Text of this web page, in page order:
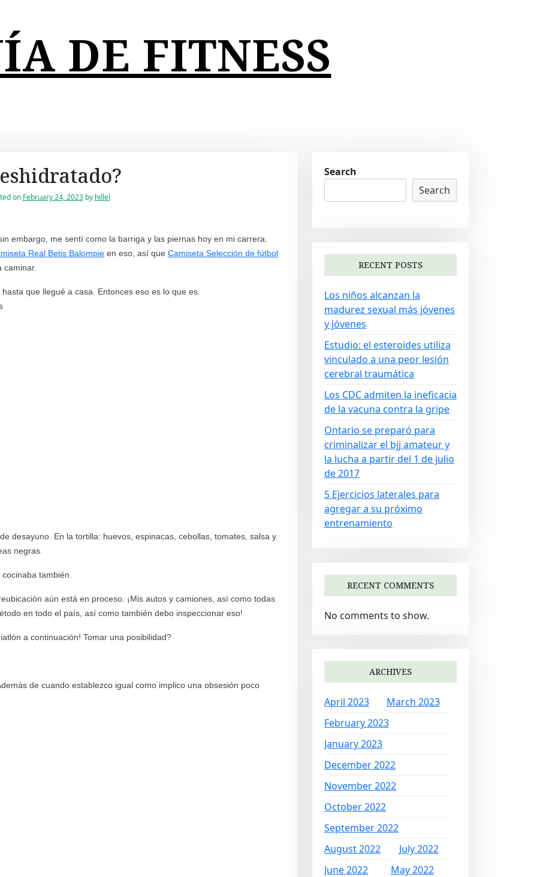
DE FITNESS
on February 24, 2023by hillel
embargo, me sentí como la barriga y las piernas hoy en mi carrera.
Real Betis Balompie en eso, así que Camiseta Selección de fútbol
caminar.
que llegué a casa. Entonces eso es lo que es.
desayuno. En la tortilla: huevos, espinacas, cebollas, tomates, salsa y
negras.
también.
aún está en proceso. ¡Mis autos y camiones, así como todas
en todo el país, así como también debo inspeccionar eso!
a continuación! Tomar una posibilidad?
de cuando establezco igual como implico una obsesión poco
Search
Search
RECENT POSTS
Los niños alcanzan la
madurez sexual más jóvenes
y jóvenes
Estudio: el esteroides utiliza
vinculado a una peor lesión
cerebral traumática
Los CDC admiten la ineficacia
de la vacuna contra la gripe
Ontario se preparó para
criminalizar el bjj amateur y
la lucha a partir del 1 de julio
de 2017
5 Ejercicios laterales para
agregar a su próximo
entrenamiento
RECENT COMMENTS
No comments to show.
ARCHIVES
April 2023
March 2023
February 2023
January 2023
December 2022
November 2022
October 2022
September 2022
August 2022
July 2022
June 2022
May 2022